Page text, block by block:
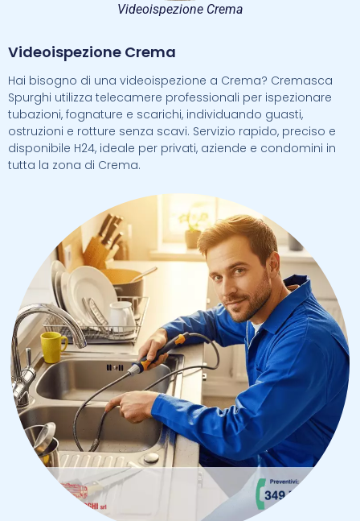
Videoispezione Crema
Videoispezione Crema
Hai bisogno di una videoispezione a Crema? Cremasca
Spurghi utilizza telecamere professionali per ispezionare
tubazioni, fognature e scarichi, individuando guasti,
ostruzioni e rotture senza scavi. Servizio rapido, preciso e
disponibile H24, ideale per privati, aziende e condomini in
tutta la zona di Crema.